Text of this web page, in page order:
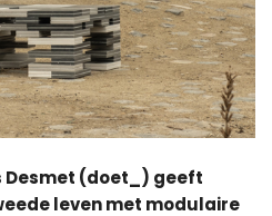
Desmet (doet_) geeft
leven met modulaire